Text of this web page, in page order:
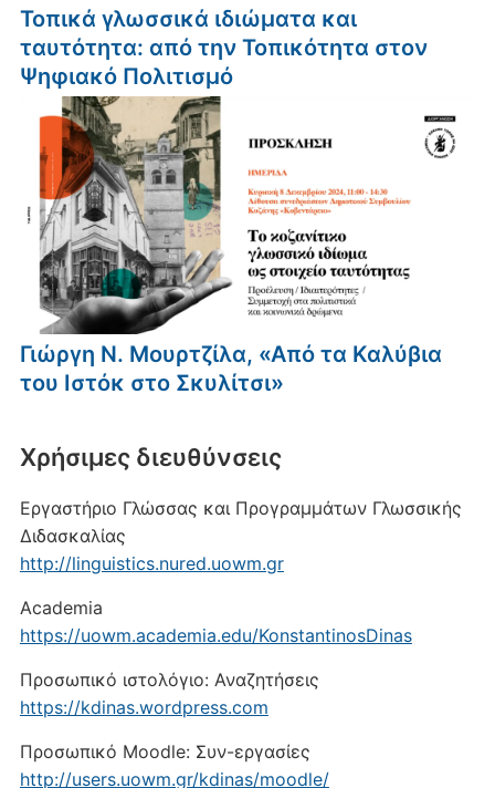
Τοπικά γλωσσικά ιδιώματα και
ταυτότητα: από την Τοπικότητα στον
Ψηφιακό Πολιτισμό
Γιώργη Ν. Μουρτζίλα, «Από τα Καλύβια
του Ιστόκ στο Σκυλίτσι»
Xρήσιμες διευθύνσεις
Εργαστήριο Γλώσσας και Προγραμμάτων Γλωσσικής
Διδασκαλίας
http://linguistics.nured.uowm.gr
Academia
https://uowm.academia.edu/KonstantinosDinas
Προσωπικό ιστολόγιο: Αναζητήσεις
https://kdinas.wordpress.com
Προσωπικό Moodle: Συν-εργασίες
http://users.uowm.gr/kdinas/moodle/